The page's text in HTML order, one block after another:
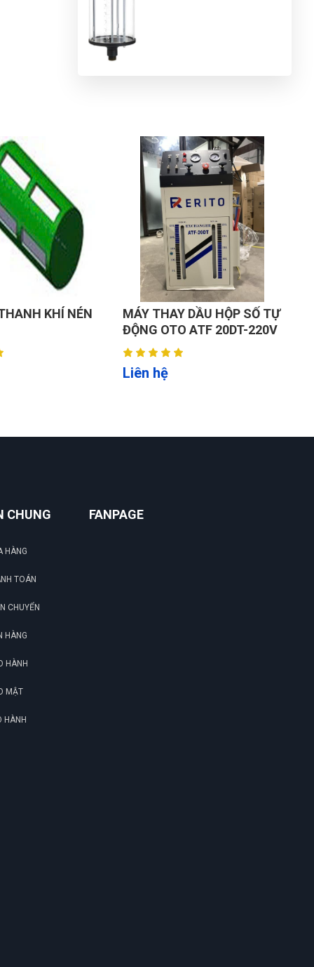
DẦU HỘP SỐ TỰ
ATF 20DT-220V
THIẾT BỊ HỨNG HÚT DẦU
THẢI ER-AB5707
Liên hệ
CHUNG
HÀNG
TOÁN
CHUYỂN
HÀNG
HÀNH
MẬT
HÀNH
FANPAGE